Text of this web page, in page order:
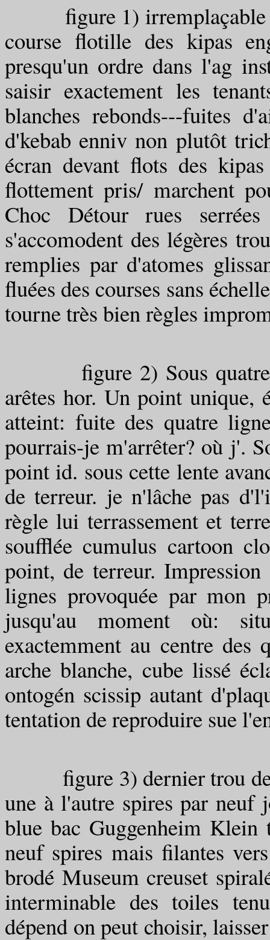
figure 1) irremplaçable
course flotille des kipas
presqu'un ordre dans l'ag
saisir exactement les
blanches rebonds---fuites
d'kebab enniv non plutôt
écran devant flots des
flottement pris/ marchent
Choc Détour rues
s'accomodent des légères
remplies par d'atomes
fluées des courses sans
tourne très bien règles
figure 2) Sous quatre
arêtes hor. Un point unique,
atteint: fuite des quatre
pourrais-je m'arrêter? où j'.
point id. sous cette lente
de terreur. je n'lâche pas
règle lui terrassement et
soufflée cumulus cartoon
point, de terreur.
lignes provoquée par mon
jusqu'au moment où:
exactemment au centre des
arche blanche, cube lissé
ontogén scissip autant
tentation de reproduire sue
figure 3) dernier trou de
une à l'autre spires par
blue bac Guggenheim
neuf spires mais filantes
brodé Museum creuset
interminable des toiles
dépend on peut choisir,